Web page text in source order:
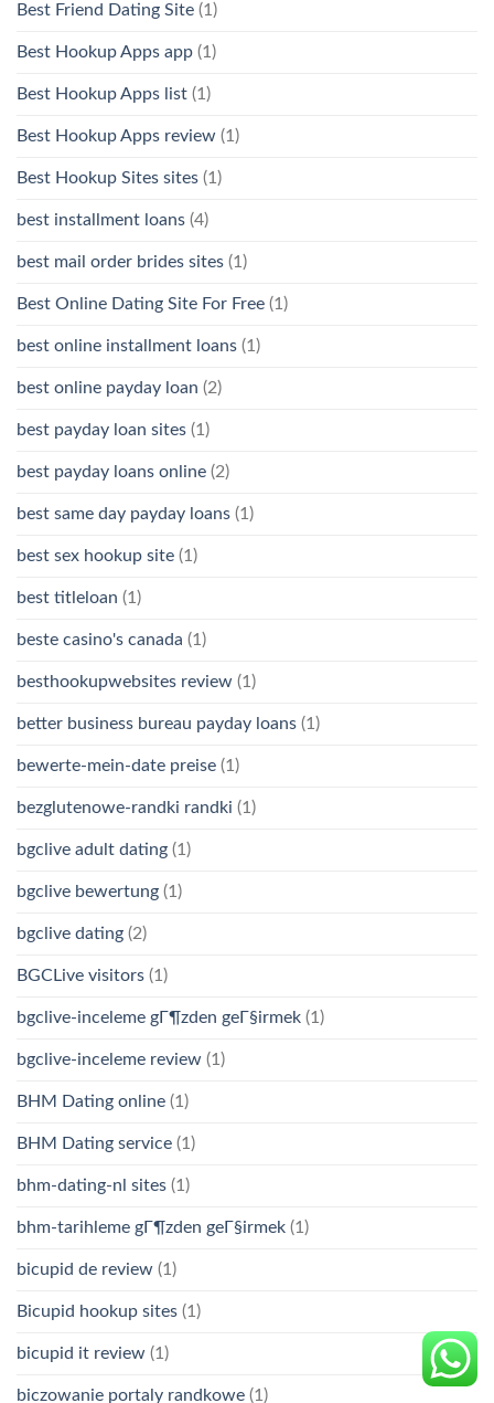
Best Friend Dating Site (1)
Best Hookup Apps app (1)
Best Hookup Apps list (1)
Best Hookup Apps review (1)
Best Hookup Sites sites (1)
best installment loans (4)
best mail order brides sites (1)
Best Online Dating Site For Free (1)
best online installment loans (1)
best online payday loan (2)
best payday loan sites (1)
best payday loans online (2)
best same day payday loans (1)
best sex hookup site (1)
best titleloan (1)
beste casino's canada (1)
besthookupwebsites review (1)
better business bureau payday loans (1)
bewerte-mein-date preise (1)
bezglutenowe-randki randki (1)
bgclive adult dating (1)
bgclive bewertung (1)
bgclive dating (2)
BGCLive visitors (1)
bgclive-inceleme gГ¶zden geГ§irmek (1)
bgclive-inceleme review (1)
BHM Dating online (1)
BHM Dating service (1)
bhm-dating-nl sites (1)
bhm-tarihleme gГ¶zden geГ§irmek (1)
bicupid de review (1)
Bicupid hookup sites (1)
bicupid it review (1)
biczowanie portaly randkowe (1)